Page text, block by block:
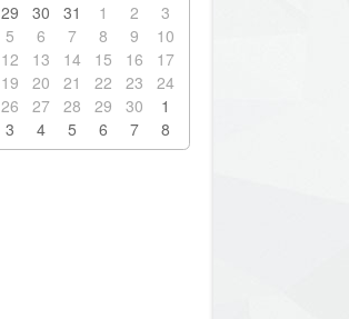
29 30 31 1 2
3
5 6 7 8 9
10
12 13 14 15 16
17
19 20 21 22 23
24
26 27 28 29 30
1
3 4 5 6 7 8